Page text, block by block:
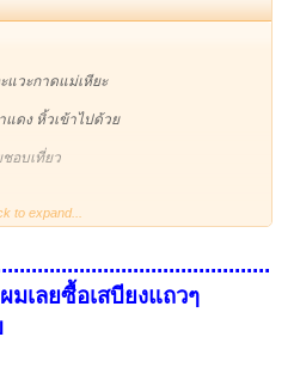
แวะกาดแม่เหียะ
แดง หิ้วเข้าไปด้วย
อบเที่ยว
to expand...
เลยซื้อเสบียงแถวๆ